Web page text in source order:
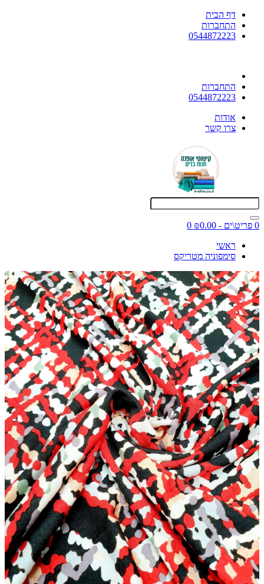
דף הבית
התחברות
0544872223
התחברות
0544872223
אודות
צרו קשר
0 פריט\ים - ₪0.00
0
ראשי
סימפוניה מטריקס